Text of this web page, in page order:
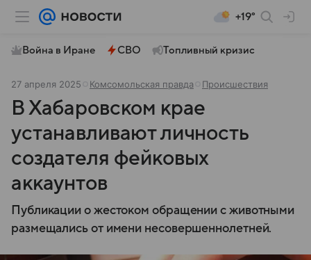
+19°
Война в Иране СВО Топливный кризис
27 апреля 2025 Комсомольская правда Происшествия
В Хабаровском крае
устанавливают личность
создателя фейковых
аккаунтов
Публикации о жестоком обращении с животными
размещались от имени несовершеннолетней.